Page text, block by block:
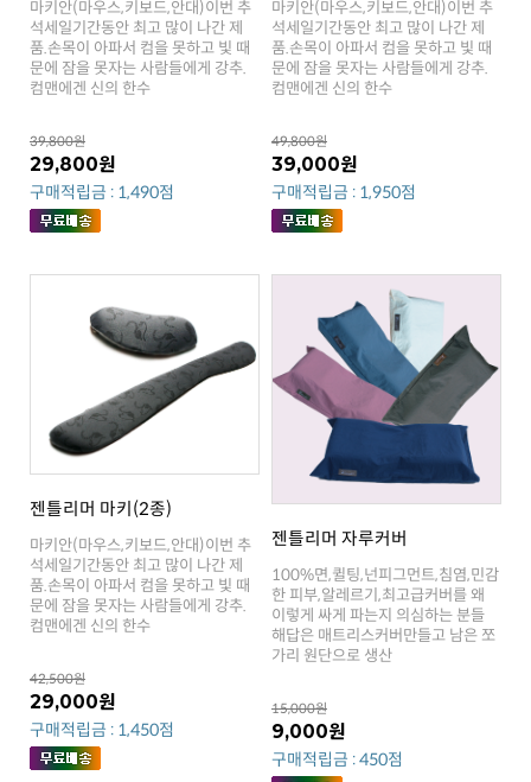
컴맨에겐 신의 한수
39,800원
29,800원
구매적립금 : 1,490점
컴맨에겐 신의 한수
49,800원
39,000원
구매적립금 : 1,950점
젠틀리머 마키(2종)
컴맨에겐 신의 한수
42,500원
29,000원
구매적립금 : 1,450점
젠틀리머 자루커버
가리 원단으로 생산
15,000원
9,000원
구매적립금 : 450점